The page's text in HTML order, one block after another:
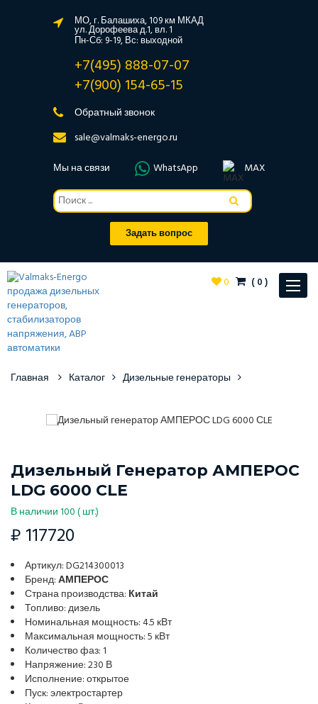
МО, г. Балашиха, 109 км МКАД
ул. Дорофеева д.1, вл. 1
Пн-Сб: 9-19, Вс: выходной
+7(495) 888-07-07
+7(900) 154-65-15
Обратный звонок
sale@valmaks-energo.ru
Мы на связи
WhatsApp MAX
Задать вопрос
Toggle
0 (0)
Главная Каталог Дизельные генераторы
Дизельный Генератор АМПЕРОС
LDG 6000 СLE
В наличии 100 ( шт.)
₽ 117720
Артикул: DG214300013
Бренд:АМПЕРОС
Страна производства: Китай
Топливо: дизель
Номинальная мощность: 4.5 кВт
Максимальная мощность: 5 кВт
Количество фаз: 1
Напряжение: 230 В
Исполнение: открытое
Пуск: электростартер